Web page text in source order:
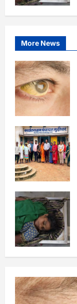
More News